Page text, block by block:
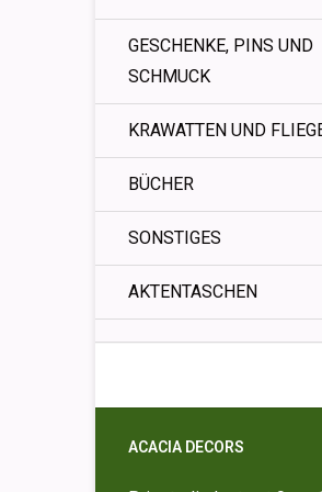
GESCHENKE, PINS UND
SCHMUCK
KRAWATTEN UND
BÜCHER
SONSTIGES
AKTENTASCHEN
ACACIA DECORS